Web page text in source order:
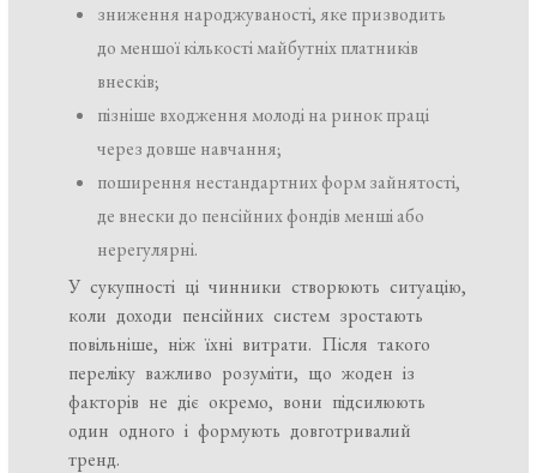
зниження народжуваності, яке призводить
до меншої кількості майбутніх платників
внесків;
пізніше входження молоді на ринок праці
через довше навчання;
поширення нестандартних форм зайнятості,
де внески до пенсійних фондів менші або
нерегулярні.
У сукупності ці чинники створюють ситуацію,
коли доходи пенсійних систем зростають
повільніше, ніж їхні витрати. Після такого
переліку важливо розуміти, що жоден із
факторів не діє окремо, вони підсилюють
один одного і формують довготривалий
тренд.